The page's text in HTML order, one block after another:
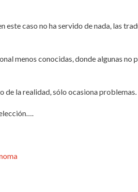
este caso no ha servido de nada, las
menos conocidas, donde algunas no
de la realidad, sólo ocasiona problemas.